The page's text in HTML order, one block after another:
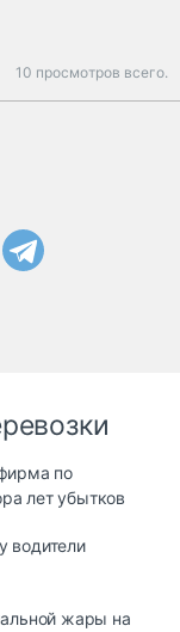
10 просмотров всего.
по
лет убытков
водители
жары на